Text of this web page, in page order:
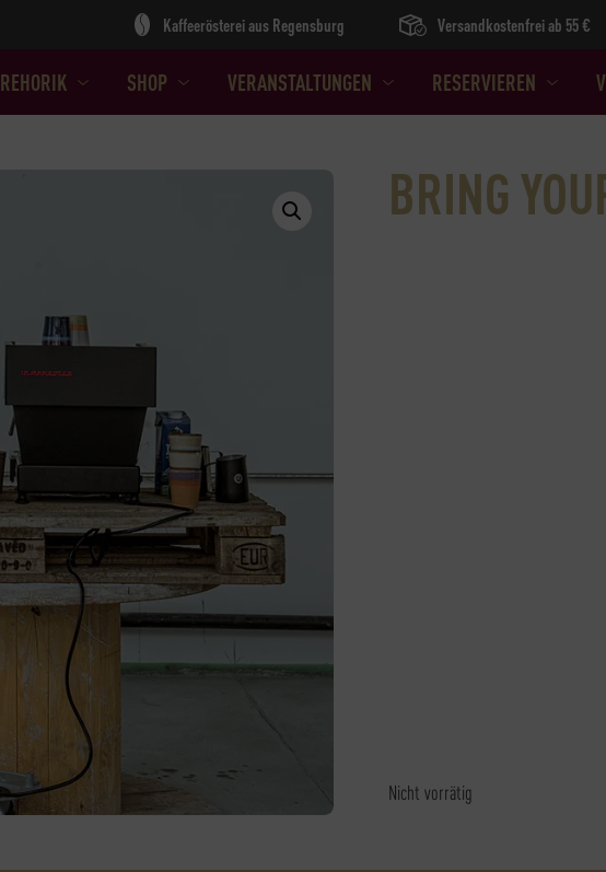
REHORIK SHOP VERANSTALTUNGEN RESERVIEREN
Kaffeerösterei aus Regensburg Versandkostenfrei ab 55 €
BRING
Nicht vorrätig